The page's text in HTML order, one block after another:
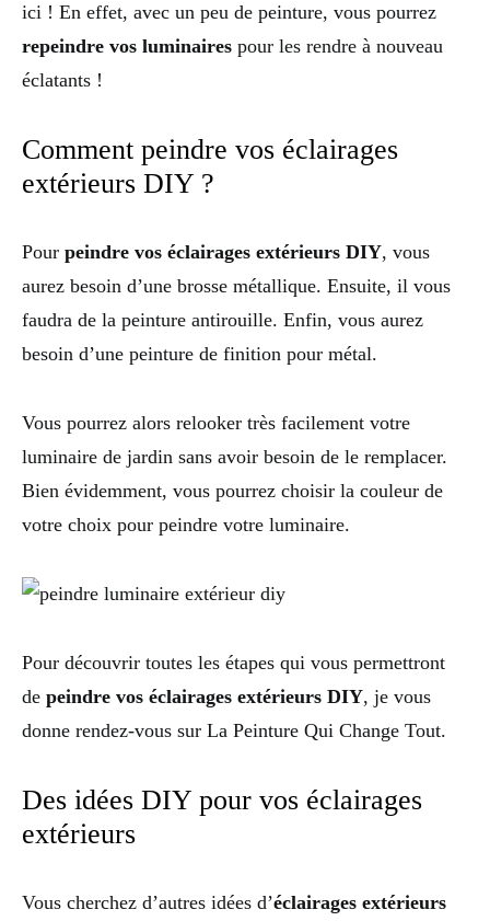
ici ! En effet, avec un peu de peinture, vous pourrez
repeindre vos luminaires pour les rendre à nouveau
éclatants !
Comment peindre vos éclairages
extérieurs DIY ?
Pour peindre vos éclairages extérieurs DIY, vous
aurez besoin d’une brosse métallique. Ensuite, il vous
faudra de la peinture antirouille. Enfin, vous aurez
besoin d’une peinture de finition pour métal.
Vous pourrez alors relooker très facilement votre
luminaire de jardin sans avoir besoin de le remplacer.
Bien évidemment, vous pourrez choisir la couleur de
votre choix pour peindre votre luminaire.
Pour découvrir toutes les étapes qui vous permettront
de peindre vos éclairages extérieurs DIY, je vous
donne rendez-vous sur La Peinture Qui Change Tout.
Des idées DIY pour vos éclairages
extérieurs
Vous cherchez d’autres idées d’éclairages extérieurs